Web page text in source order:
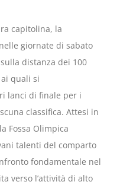
capitolina, la
giornate di sabato
distanza dei 100
quali si
lanci di finale per i
classifica. Attesi in
Fossa Olimpica
talenti del comparto
fondamentale nel
verso l’attività di alto